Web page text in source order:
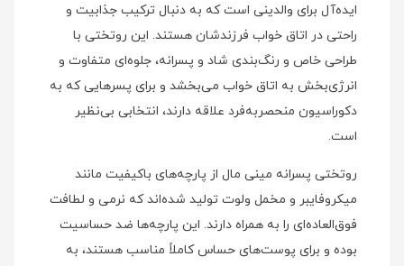
ایده‌آل برای والدینی است که به دنبال ترکیب جذابیت و
راحتی در اتاق خواب فرزندشان هستند. این روتختی با
طراحی خاص و رنگ‌بندی شاد و پسرانه، جلوه‌ای متفاوت و
انرژی‌بخش به اتاق خواب می‌بخشد و برای پسرهایی که به
دکوراسیون منحصربه‌فرد علاقه دارند، انتخابی بی‌نظیر
است.
روتختی پسرانه مینی‌ مال از پارچه‌های باکیفیت مانند
میکروفایبر و مخمل ولوت تولید شده‌اند که نرمی و لطافت
فوق‌العاده‌ای را به همراه دارند. این پارچه‌ها ضد حساسیت
بوده و برای پوست‌های حساس کاملاً مناسب هستند، به